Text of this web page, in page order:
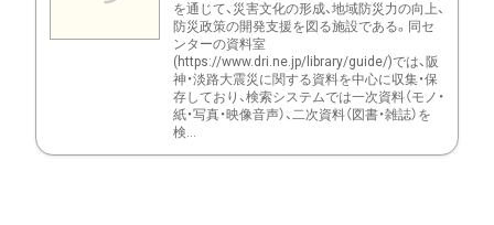
を通じて、災害文化の形成、地域防災力の向上、
防災政策の開発支援を図る施設である。同セ
ンターの資料室
(https://www.dri.ne.jp/library/guide/)では、阪
神・淡路大震災に関する資料を中心に収集・保
存しており、検索システムでは一次資料（モノ・
紙・写真・映像音声）、二次資料（図書・雑誌）を
検...